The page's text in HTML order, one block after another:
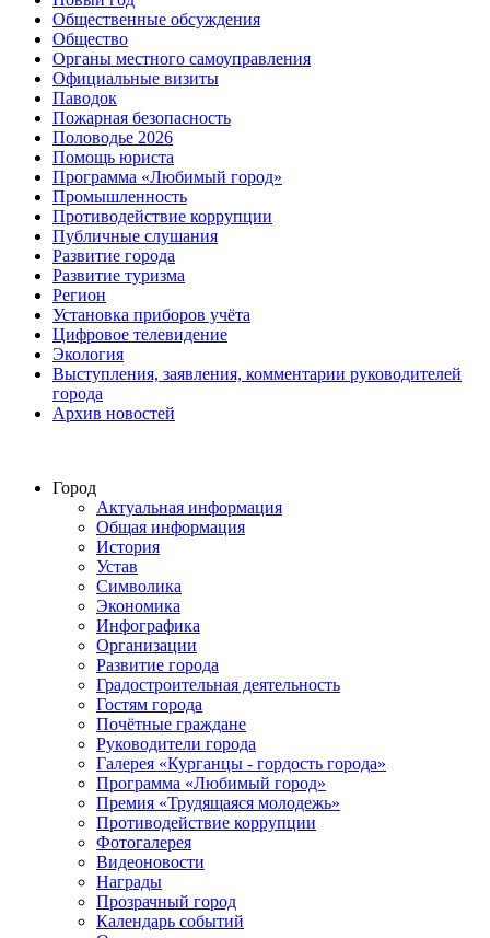
Общественные обсуждения
Общество
Органы местного самоуправления
Официальные визиты
Паводок
Пожарная безопасность
Половодье 2026
Помощь юриста
Программа «Любимый город»
Промышленность
Противодействие коррупции
Публичные слушания
Развитие города
Развитие туризма
Регион
Установка приборов учёта
Цифровое телевидение
Экология
Выступления, заявления, комментарии руководителей
города
Архив новостей
Город
Актуальная информация
Общая информация
История
Устав
Символика
Экономика
Инфографика
Организации
Развитие города
Градостроительная деятельность
Гостям города
Почётные граждане
Руководители города
Галерея «Курганцы - гордость города»
Программа «Любимый город»
Премия «Трудящаяся молодежь»
Противодействие коррупции
Фотогалерея
Видеоновости
Награды
Прозрачный город
Календарь событий